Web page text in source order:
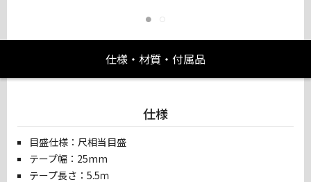
仕様・材質・付属品
仕様
目盛仕様：尺相当目盛
テープ幅：25mm
テープ長さ：5.5ｍ